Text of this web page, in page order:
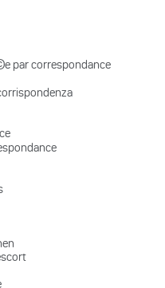
par correspondance